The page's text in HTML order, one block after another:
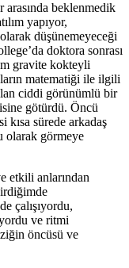
arasında beklenmedik
yapıyor,
düşünemeyeceği
doktora sonrası
gravite kokteyli
matematiği ile ilgili
ciddi görünümlü bir
götürdü. Öncü
kısa sürede arkadaş
olarak görmeye
etkili anlarından
çalışıyordu,
ve ritmi
öncüsü ve